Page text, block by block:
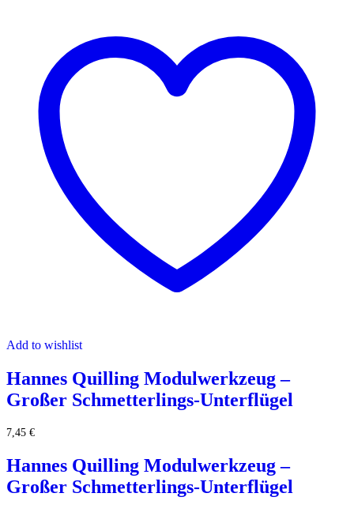
Add to wishlist
Hannes Quilling Modulwerkzeug –
Großer Schmetterlings-Unterflügel
7,45 €
Hannes Quilling Modulwerkzeug –
Großer Schmetterlings-Unterflügel